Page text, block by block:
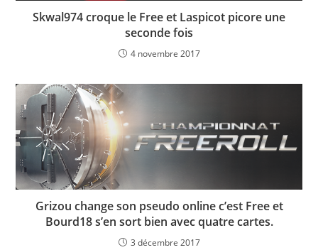
Skwal974 croque le Free et Laspicot picore une
seconde fois
4 novembre 2017
Grizou change son pseudo online c’est Free et
Bourd18 s’en sort bien avec quatre cartes.
3 décembre 2017